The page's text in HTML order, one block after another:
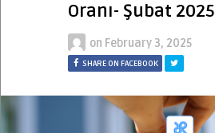
Oranı- Şubat 2025
on February 3, 2025
SHARE ON FACEBOOK